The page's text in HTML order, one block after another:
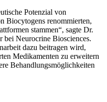
Potenzial von
Biocytogens renommierten,
stammen“, sagte Dr.
Neurocrine Biosciences.
dazu beitragen wird,
Medikamenten zu erweitern
Behandlungsmöglichkeiten